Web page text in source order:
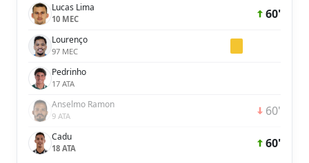
Lucas Lima
10 MEC 60'
Lourenço
97 MEC
Pedrinho
17 ATA
Anselmo Ramon
9 ATA 60'
Cadu
18 ATA 60'